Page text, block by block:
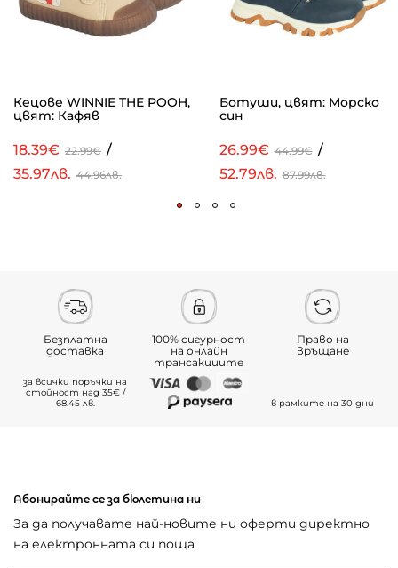
Кецове WINNIE THE POOH,
цвят: Кафяв
18.39€ 22.99€ /
35.97лв. 44.96лв.
Ботуши, цвят: Морско
син
26.99€ 44.99€ /
52.79лв. 87.99лв.
Безплатна
доставка
за всички поръчки на
стойност над 35€ /
68.45 лв.
100% сигурност
на онлайн
трансакциите
Право на
връщане
в рамките на 30 дни
Абонирайте се за бюлетина ни
За да получавате най-новите ни оферти директно
на електронната си поща